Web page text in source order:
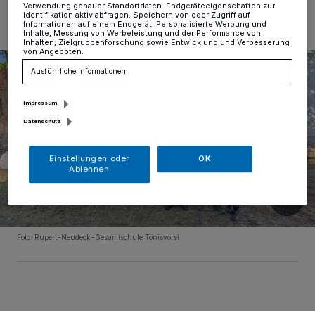
Foto: Rupert-Neudeck-Gesamtschule Tönisvorst
Verwendung genauer Standortdaten. Endgeräteeigenschaften zur
Identifikation aktiv abfragen. Speichern von oder Zugriff auf
Informationen auf einem Endgerät. Personalisierte Werbung und
Inhalte, Messung von Werbeleistung und der Performance von
Inhalten, Zielgruppenforschung sowie Entwicklung und Verbesserung
von Angeboten.
Ausführliche Informationen
Impressum
Datenschutz
Einstellungen oder
Ablehnen
OK